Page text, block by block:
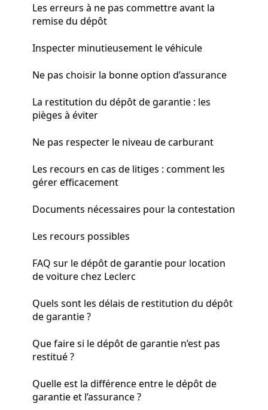
Les erreurs à ne pas commettre avant la
remise du dépôt
Inspecter minutieusement le véhicule
Ne pas choisir la bonne option d’assurance
La restitution du dépôt de garantie : les
pièges à éviter
Ne pas respecter le niveau de carburant
Les recours en cas de litiges : comment les
gérer efficacement
Documents nécessaires pour la contestation
Les recours possibles
FAQ sur le dépôt de garantie pour location
de voiture chez Leclerc
Quels sont les délais de restitution du dépôt
de garantie ?
Que faire si le dépôt de garantie n’est pas
restitué ?
Quelle est la différence entre le dépôt de
garantie et l’assurance ?